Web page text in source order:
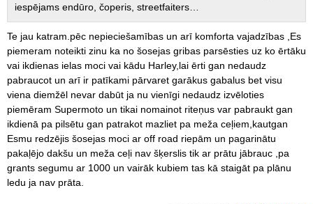
iespējams endūro, čoperis, streetfaiters…
Te jau katram.pēc nepieciešamības un arī komforta vajadzības ,Es
piemeram noteikti zinu ka no šosejas gribas parsēsties uz ko ērtāku
vai ikdienas ielas moci vai kādu Harley,lai ērti gan nedaudz
pabraucot un arī ir patīkami pārvaret garākus gabalus bet visu
viena diemžēl nevar dabūt ja nu vienīgi nedaudz izvēloties
piemēram Supermoto un tikai nomainot riteņus var pabraukt gan
ikdienā pa pilsētu gan patrakot mazliet pa meža ceļiem,kautgan
Esmu redzējis šosejas moci ar off road riepām un pagarinātu
pakaļējo dakšu un meža ceļi nav šķerslis tik ar prātu jābrauc ,pa
grants segumu ar 1000 un vairāk kubiem tas kā staigāt pa plānu
ledu ja nav prāta.